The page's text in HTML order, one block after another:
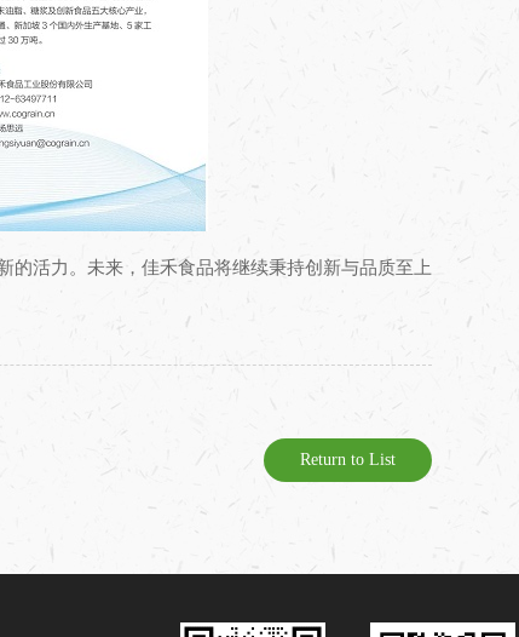
的活力。未来，佳禾食品将继续秉持创新与品质至上
Return to List